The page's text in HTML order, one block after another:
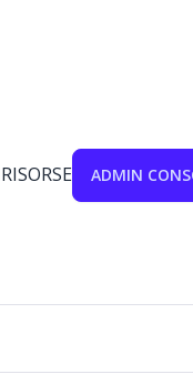
RISORSE ADMIN